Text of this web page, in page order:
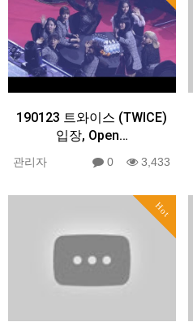
190123 트와이스 (TWICE)
입장, Open…
관리자 0 3,433
Hot